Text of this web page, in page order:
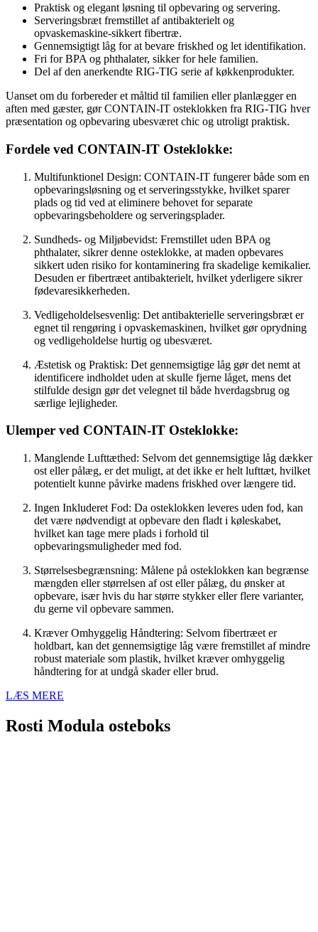
Praktisk og elegant løsning til opbevaring og servering.
Serveringsbræt fremstillet af antibakterielt og
opvaskemaskine-sikkert fibertræ.
Gennemsigtigt låg for at bevare friskhed og let identifikation.
Fri for BPA og phthalater, sikker for hele familien.
Del af den anerkendte RIG-TIG serie af køkkenprodukter.
Uanset om du forbereder et måltid til familien eller planlægger en
aften med gæster, gør CONTAIN-IT osteklokken fra RIG-TIG hver
præsentation og opbevaring ubesværet chic og utroligt praktisk.
Fordele ved CONTAIN-IT Osteklokke:
Multifunktionel Design: CONTAIN-IT fungerer både som en
opbevaringsløsning og et serveringsstykke, hvilket sparer
plads og tid ved at eliminere behovet for separate
opbevaringsbeholdere og serveringsplader.
Sundheds- og Miljøbevidst: Fremstillet uden BPA og
phthalater, sikrer denne osteklokke, at maden opbevares
sikkert uden risiko for kontaminering fra skadelige kemikalier.
Desuden er fibertræet antibakterielt, hvilket yderligere sikrer
fødevaresikkerheden.
Vedligeholdelsesvenlig: Det antibakterielle serveringsbræt er
egnet til rengøring i opvaskemaskinen, hvilket gør oprydning
og vedligeholdelse hurtig og ubesværet.
Æstetisk og Praktisk: Det gennemsigtige låg gør det nemt at
identificere indholdet uden at skulle fjerne låget, mens det
stilfulde design gør det velegnet til både hverdagsbrug og
særlige lejligheder.
Ulemper ved CONTAIN-IT Osteklokke:
Manglende Lufttæthed: Selvom det gennemsigtige låg dækker
ost eller pålæg, er det muligt, at det ikke er helt lufttæt, hvilket
potentielt kunne påvirke madens friskhed over længere tid.
Ingen Inkluderet Fod: Da osteklokken leveres uden fod, kan
det være nødvendigt at opbevare den fladt i køleskabet,
hvilket kan tage mere plads i forhold til
opbevaringsmuligheder med fod.
Størrelsesbegrænsning: Målene på osteklokken kan begrænse
mængden eller størrelsen af ost eller pålæg, du ønsker at
opbevare, især hvis du har større stykker eller flere varianter,
du gerne vil opbevare sammen.
Kræver Omhyggelig Håndtering: Selvom fibertræet er
holdbart, kan det gennemsigtige låg være fremstillet af mindre
robust materiale som plastik, hvilket kræver omhyggelig
håndtering for at undgå skader eller brud.
LÆS MERE
Rosti Modula osteboks